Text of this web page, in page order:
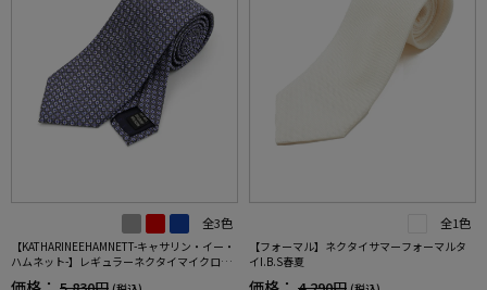
全3色
【KATHARINEEHAMNETT-キャサリン・イー・
ハムネット-】レギュラーネクタイマイクロパ
全1色
【フォーマル】ネクタイサマーフォーマルタ
イI.B.S春夏